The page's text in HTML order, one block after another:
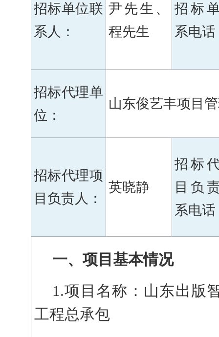
招标单位联
系人：
尹先生、
程先生
招标
系电话
招标代理单
位：
山东俊艺丰项目
招标代理项
目负责人：
英晓静
招标
目负
系电话
一、项目基本情况
1.项目名称：山东出版
工程总承包